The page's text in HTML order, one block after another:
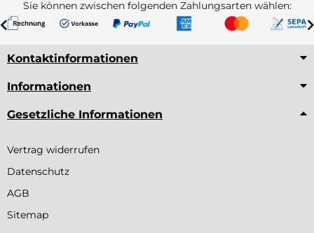
Sie können zwischen folgenden Zahlungsarten wählen:
Kontaktinformationen
Informationen
Gesetzliche Informationen
Vertrag widerrufen
Datenschutz
AGB
Sitemap